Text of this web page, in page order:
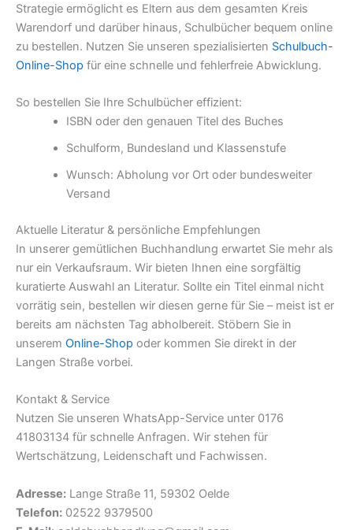
Strategie ermöglicht es Eltern aus dem gesamten Kreis
Warendorf und darüber hinaus, Schulbücher bequem online
zu bestellen. Nutzen Sie unseren spezialisierten Schulbuch-
Online-Shop für eine schnelle und fehlerfreie Abwicklung.
So bestellen Sie Ihre Schulbücher effizient:
ISBN oder den genauen Titel des Buches
Schulform, Bundesland und Klassenstufe
Wunsch: Abholung vor Ort oder bundesweiter
Versand
Aktuelle Literatur & persönliche Empfehlungen
In unserer gemütlichen Buchhandlung erwartet Sie mehr als
nur ein Verkaufsraum. Wir bieten Ihnen eine sorgfältig
kuratierte Auswahl an Literatur. Sollte ein Titel einmal nicht
vorrätig sein, bestellen wir diesen gerne für Sie – meist ist er
bereits am nächsten Tag abholbereit. Stöbern Sie in
unserem Online-Shop oder kommen Sie direkt in der
Langen Straße vorbei.
Kontakt & Service
Nutzen Sie unseren WhatsApp-Service unter 0176
41803134 für schnelle Anfragen. Wir stehen für
Wertschätzung, Leidenschaft und Fachwissen.
Adresse: Lange Straße 11, 59302 Oelde
Telefon: 02522 9379500